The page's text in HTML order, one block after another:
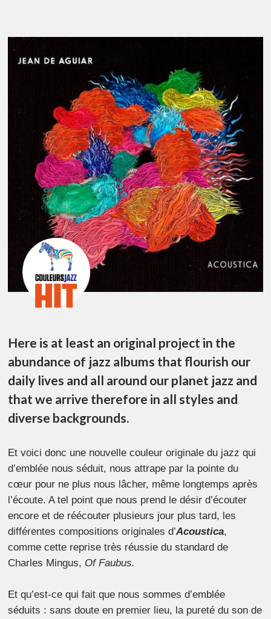
Here is at least an original project in the
abundance of jazz albums that flourish our
daily lives and all around our planet jazz and
that we arrive therefore in all styles and
diverse backgrounds.
Et voici donc une nouvelle couleur originale du jazz qui
d’emblée nous séduit, nous attrape par la pointe du
cœur pour ne plus nous lâcher, même longtemps après
l’écoute. A tel point que nous prend le désir d’écouter
encore et de réécouter plusieurs jour plus tard, les
différentes compositions originales d’Acoustica,
comme cette reprise très réussie du standard de
Charles Mingus, Of Faubus.
Et qu’est-ce qui fait que nous sommes d’emblée
séduits : sans doute en premier lieu, la pureté du son de